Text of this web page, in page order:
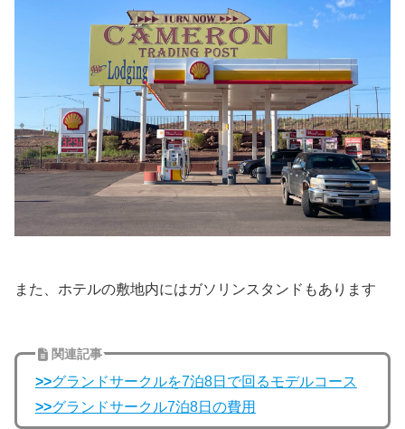
また、ホテルの敷地内にはガソリンスタンドもあります
関連記事
>>グランドサークルを7泊8日で回るモデルコース
>>グランドサークル7泊8日の費用